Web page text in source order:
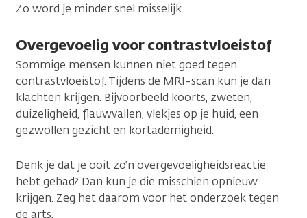
Zo word je minder snel misselijk.
Overgevoelig voor contrastvloeistof
Sommige mensen kunnen niet goed tegen
contrastvloeistof. Tijdens de MRI-scan kun je dan
klachten krijgen. Bijvoorbeeld koorts, zweten,
duizeligheid, flauwvallen, vlekjes op je huid, een
gezwollen gezicht en kortademigheid.
Denk je dat je ooit zo’n overgevoeligheidsreactie
hebt gehad? Dan kun je die misschien opnieuw
krijgen. Zeg het daarom voor het onderzoek tegen
de arts.